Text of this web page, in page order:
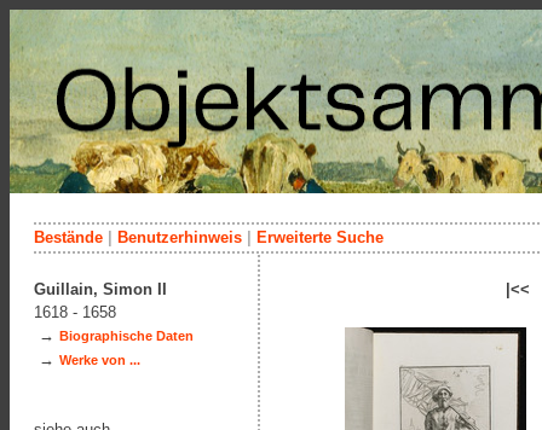
Bestände Benutzerhinweis Erweiterte Suche
Guillain, Simon II
1618 - 1658
→ Biographische Daten
→ Werke von ...